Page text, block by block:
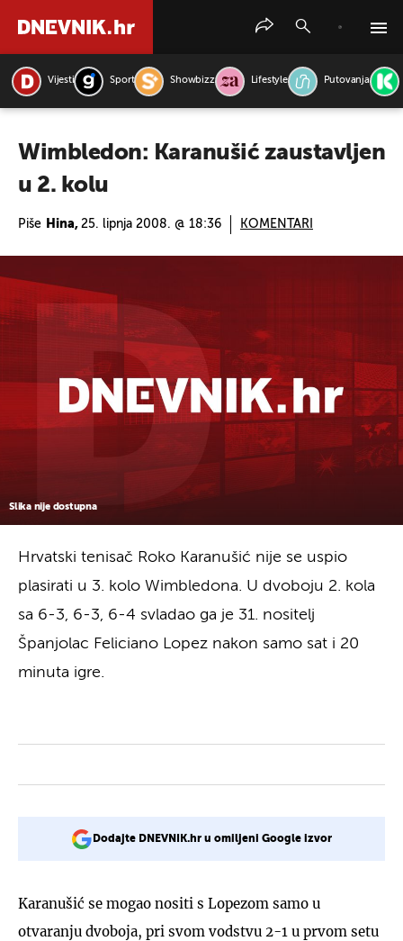
Vijesti Sport Showbizz Lifestyle Putovanja
Wimbledon: Karanušić zaustavljen
u 2. kolu
Piše Hina, 25. lipnja 2008. @ 18:36 KOMENTARI
Slika nije dostupna
Hrvatski tenisač Roko Karanušić nije se uspio
plasirati u 3. kolo Wimbledona. U dvoboju 2. kola
sa 6-3, 6-3, 6-4 svladao ga je 31. nositelj
Španjolac Feliciano Lopez nakon samo sat i 20
minuta igre.
Dodajte DNEVNIK.hr u omiljeni Google izvor
Karanušić se mogao nositi s Lopezom samo u
otvaranju dvoboja, pri svom vodstvu 2-1 u prvom setu
PRETRAŽITE VIJESTI